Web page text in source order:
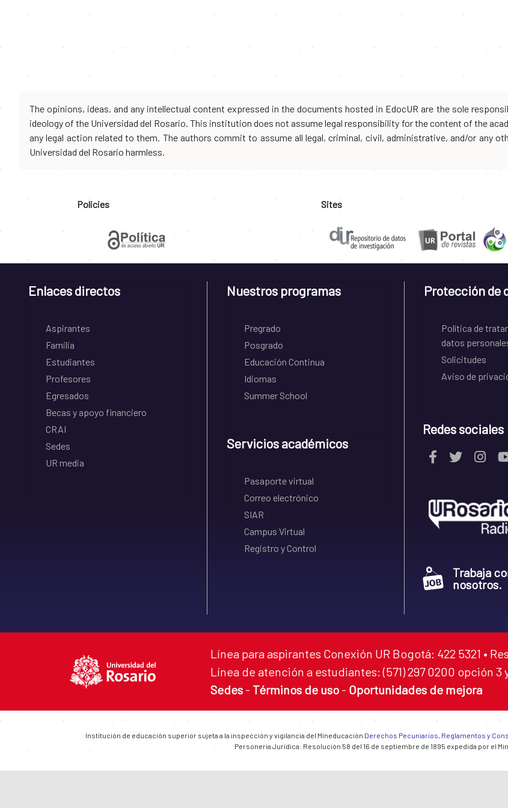
The opinions, ideas, and any intellectual content expressed in the documents hosted in EdocUR are the sole
ideology of the Universidad del Rosario. This institution does not assume legal responsibility for the content of the
any legal action related to them. The authors commit to assume all legal, criminal, civil, administrative, and/or any
Universidad del Rosario harmless.
Policies Sites
Enlaces directos
Aspirantes
Familia
Estudiantes
Profesores
Egresados
Becas y apoyo financiero
CRAI
Sedes
UR media
Nuestros programas
Pregrado
Posgrado
Educación Continua
Idiomas
Summer School
Servicios académicos
Pasaporte virtual
Correo electrónico
SIAR
Campus Virtual
Registro y Control
Protección de
Política de
datos
Solicitudes
Aviso de
Redes sociales
Trabaja
nosotros.
Línea para aspirantes Conexión UR Bogotá: 422 5321 •
Línea de atención a estudiantes: (571) 297 0200 opción 3
Sedes - Términos de uso - Oportunidades de mejora
Institución de educación superior sujeta a la inspección y vigilancia del Mineducación Derechos Pecuniarios, Reglamentos y
Personería Jurídica: Resolución 58 del 16 de septiembre de 1895 expedida por el